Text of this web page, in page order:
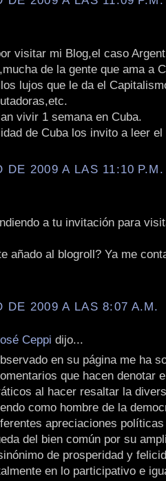
visitar mi Blog,el caso
de la gente que ama a
lujos que le da el
vivir 1 semana en Cuba.
de Cuba los invito a leer el
DE 2009 A LAS 11:10 P.M.
a tu invitación para
añado al blogroll? Ya me
DE 2009 A LAS 8:07 A.M.
Ceppi dijo...
en su página me ha
que hacen denotar
al hacer resaltar la
como hombre de la
apreciaciones
del bien común por su
de prosperidad y
en lo participativo e